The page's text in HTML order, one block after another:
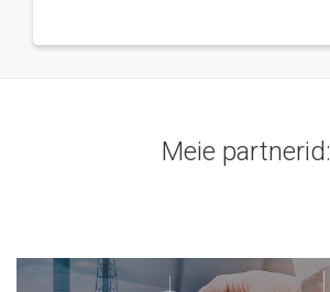
Meie partnerid: